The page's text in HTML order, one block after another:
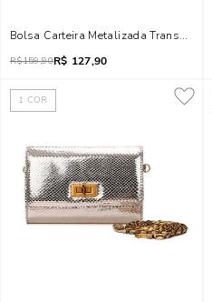
Bolsa Carteira Metalizada Transversal
R$159,90R$ 127,90
1 COR